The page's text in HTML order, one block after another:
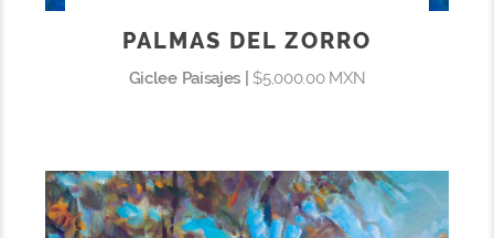
PALMAS DEL ZORRO
Giclee Paisajes |$5,000.00 MXN